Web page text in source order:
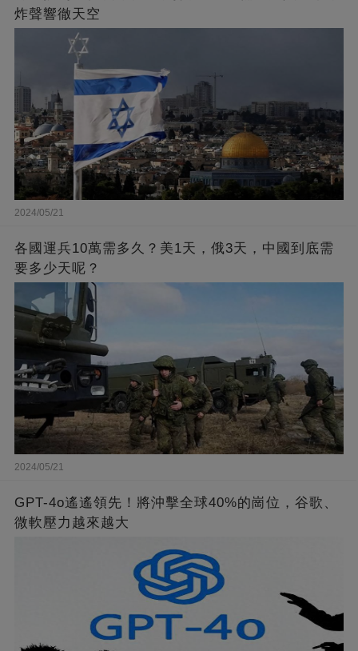
炸聲響徹天空
2024/05/21
各國運兵10萬需多久？美1天，俄3天，中國到底需
要多少天呢？
2024/05/21
GPT-4o遙遙領先！將沖擊全球40%的崗位，谷歌、
微軟壓力越來越大